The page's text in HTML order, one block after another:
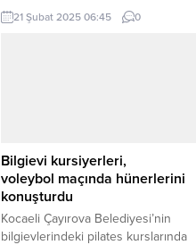
112 Acil kurtardı Kars Valiliği, kent
genelinde “21.02.2025 saat
Makamının 20.02.2025 tarih
ve 98696860.18349.
(12470)-2025/6 sayılı “Yasaklama
Kararı” konulu Olur...
21 Şubat 2025 06:45 0
Bilgievi kursiyerleri,
voleybol maçında hünerlerini
konuşturdu
Kocaeli Çayırova Belediyesi’nin
bilgievlerindeki pilates kurslarında